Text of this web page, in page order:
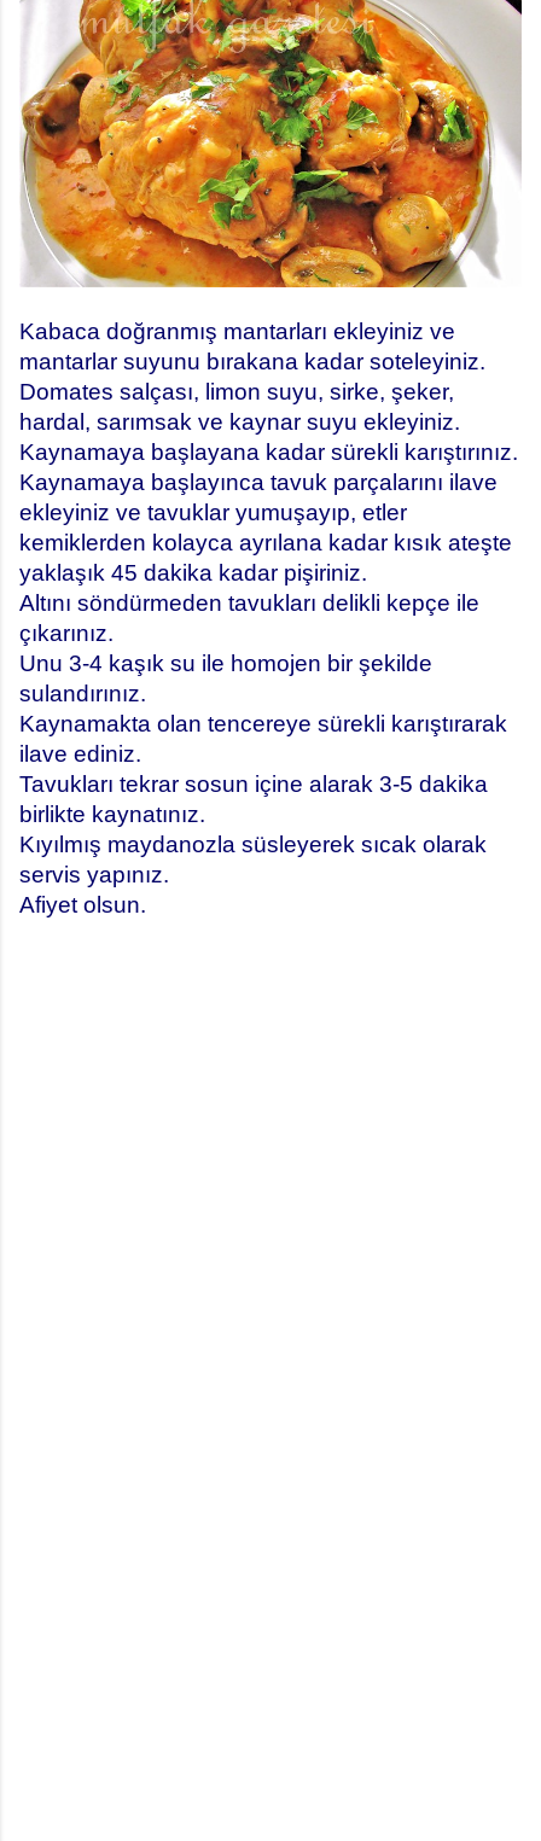
Kabaca doğranmış mantarları ekleyiniz ve
mantarlar suyunu bırakana kadar soteleyiniz.
Domates salçası, limon suyu, sirke, şeker,
hardal, sarımsak ve kaynar suyu ekleyiniz.
Kaynamaya başlayana kadar sürekli karıştırınız.
Kaynamaya başlayınca tavuk parçalarını ilave
ekleyiniz ve tavuklar yumuşayıp, etler
kemiklerden kolayca ayrılana kadar kısık ateşte
yaklaşık 45 dakika kadar pişiriniz.
Altını söndürmeden tavukları delikli kepçe ile
çıkarınız.
Unu 3-4 kaşık su ile homojen bir şekilde
sulandırınız.
Kaynamakta olan tencereye sürekli karıştırarak
ilave ediniz.
Tavukları tekrar sosun içine alarak 3-5 dakika
birlikte kaynatınız.
Kıyılmış maydanozla süsleyerek sıcak olarak
servis yapınız.
Afiyet olsun.